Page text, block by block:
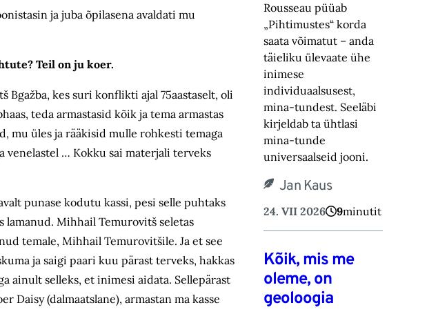
ja juba õpilasena avaldati mu
Teil on ju koer.
Bgažba, kes suri konflikti ajal 75aastaselt, oli
teda armastasid kõik ja tema armastas
üles ja rääkisid mulle rohkesti temaga
venelastel … Kokku sai materjali terveks
punase kodutu kassi, pesi selle puhtaks
lamanud. Mihhail Temurovitš seletas
temale, Mihhail Temurovitšile. Ja et see
ja saigi paari kuu pärast terveks, hakkas
ainult selleks, et inimesi aidata. Sellepärast
Daisy (dalmaatslane), armastan ma kasse
Rousseau püüab
„Pihtimustes“ korda
saata võimatut – anda
täieliku ülevaate ühe
inimese
individuaalsusest,
mina-tundest. Seeläbi
kirjeldab ta ühtlasi
mina-tunde
universaalseid jooni.
Jan Kaus
24. VII 2026 9minutit
Kõik, mis me
oleme, on
geoloogia